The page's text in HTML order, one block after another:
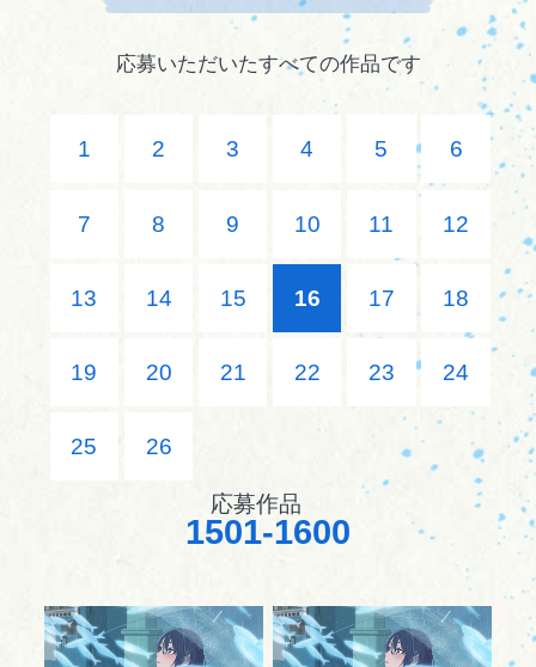
応募いただいたすべての作品です
1 2 3 4 5 6
7 8 9 10 11 12
13 14 15 16 17 18
19 20 21 22 23 24
25 26
応募作品
1501-1600